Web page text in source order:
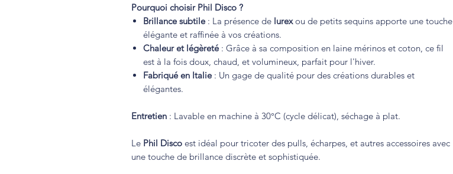
Pourquoi choisir Phil Disco ?
Brillance subtile: La présence de lurexou de petits sequins apporte une touche
élégante et raffinée à vos créations.
Chaleur et légèreté: Grâce à sa composition en laine mérinos et coton, ce fil
est à la fois doux, chaud, et volumineux, parfait pour l'hiver.
Fabriqué en Italie: Un gage de qualité pour des créations durables et
élégantes.
Entretien : Lavable en machine à 30°C (cycle délicat), séchage à plat.
Le Phil Disco est idéal pour tricoter des pulls, écharpes, et autres accessoires avec
une touche de brillance discrète et sophistiquée.